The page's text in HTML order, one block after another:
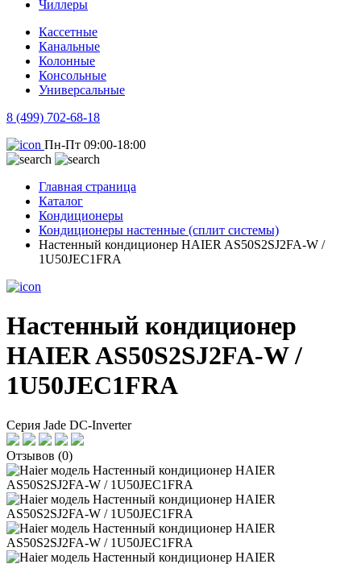
Чиллеры
Кассетные
Канальные
Колонные
Консольные
Универсальные
8 (499) 702-68-18
Пн-Пт 09:00-18:00
Главная страница
Каталог
Кондиционеры
Кондиционеры настенные (сплит системы)
Настенный кондиционер HAIER AS50S2SJ2FA-W /
1U50JEC1FRA
Настенный кондиционер
HAIER AS50S2SJ2FA-W /
1U50JEC1FRA
Серия Jade DC-Inverter
Отзывов (0)